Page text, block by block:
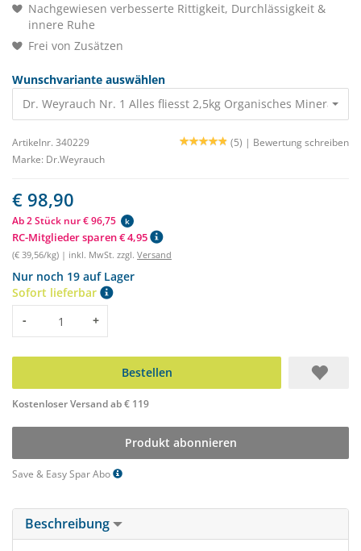
Nachgewiesen verbesserte Rittigkeit, Durchlässigkeit &
innere Ruhe
Frei von Zusätzen
Wunschvariante auswählen
Dr. Weyrauch Nr. 1 Alles fliesst 2,5kg Organisches
Artikelnr. 340229 (5) | Bewertung schreiben
Marke: Dr.Weyrauch
€ 98,90
Ab 2 Stück nur € 96,75 k
RC-Mitglieder sparen € 4,95
(€ 39,56/kg) | inkl. MwSt. zzgl. Versand
Nur noch 19 auf Lager
Sofort lieferbar
Menge
- +
Bestellen
Kostenloser Versand ab € 119
Produkt abonnieren
Save & Easy Spar Abo
Beschreibung